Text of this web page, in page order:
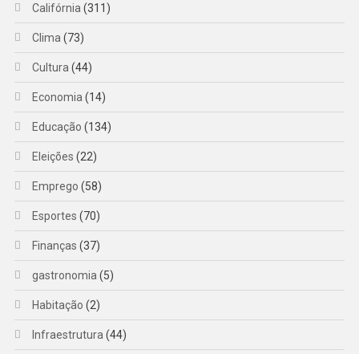
Califórnia (311)
Clima (73)
Cultura (44)
Economia (14)
Educação (134)
Eleições (22)
Emprego (58)
Esportes (70)
Finanças (37)
gastronomia (5)
Habitação (2)
Infraestrutura (44)